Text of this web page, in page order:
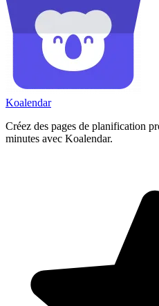
Koalendar
Créez des pages de planification
minutes avec Koalendar.